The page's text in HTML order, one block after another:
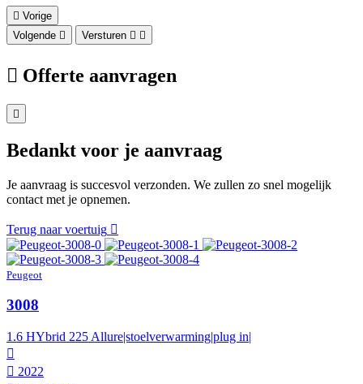
Vorige
Volgende
Versturen
Offerte aanvragen
Bedankt voor je aanvraag
Je aanvraag is succesvol verzonden. We zullen zo snel mogelijk
contact met je opnemen.
Terug naar voertuig
Peugeot
3008
1.6 HYbrid 225 Allure|stoelverwarming|plug in|
2022